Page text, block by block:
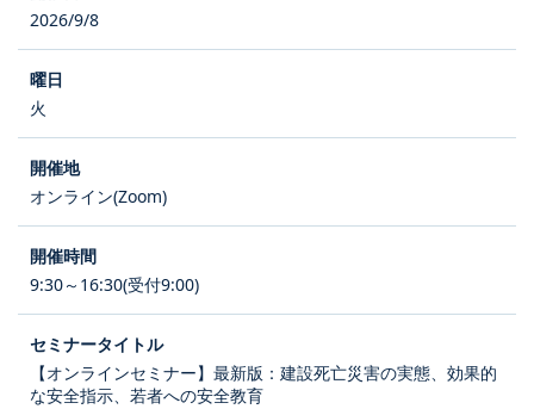
2026/9/8
火
オンライン(Zoom)
9:30～16:30(受付9:00)
【オンラインセミナー】最新版：建設死亡災害の実態、効果的
な安全指示、若者への安全教育